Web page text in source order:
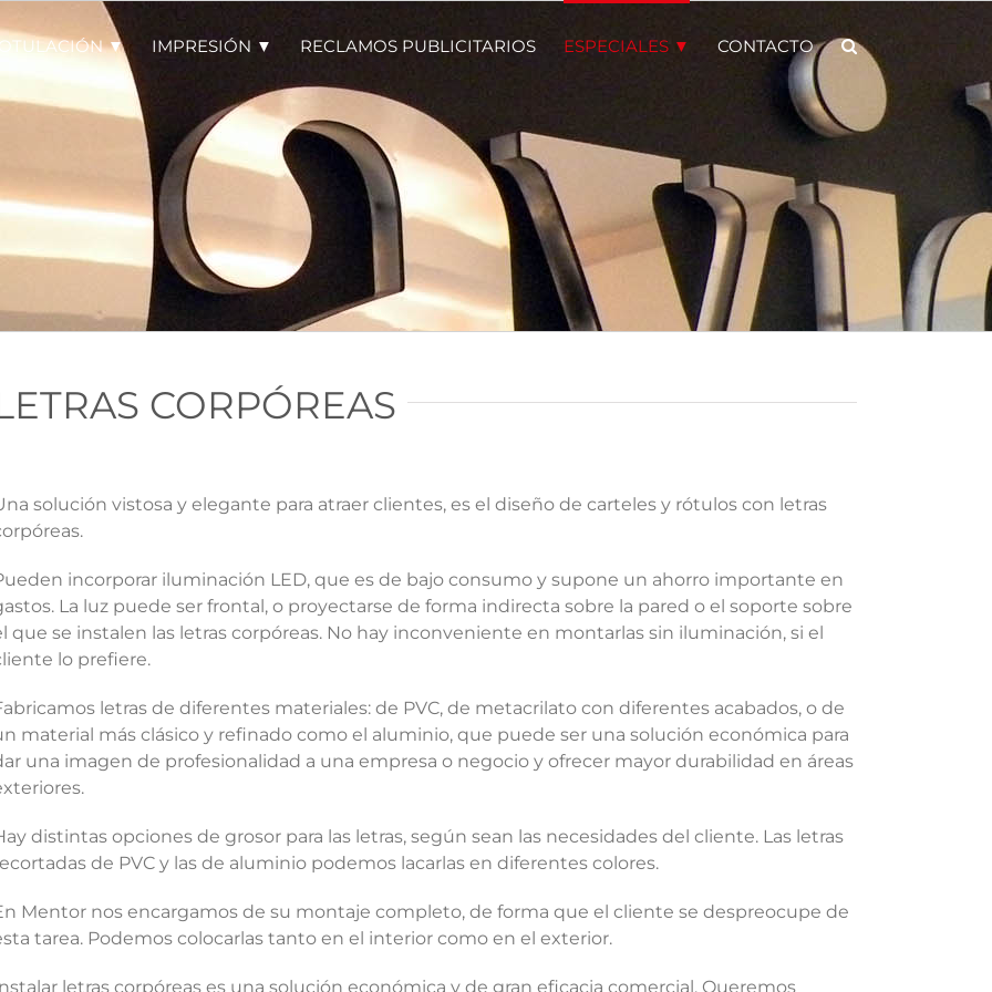
▼ IMPRESIÓN ▼ RECLAMOS PUBLICITARIOS ESPECIALES ▼ CONTACTO
CORPÓREAS
solución vistosa y elegante para atraer clientes, es el diseño de carteles y rótulos con letras
incorporar iluminación LED, que es de bajo consumo y supone un ahorro importante en
La luz puede ser frontal, o proyectarse de forma indirecta sobre la pared o el soporte sobre
que se instalen las letras corpóreas. No hay inconveniente en montarlas sin iluminación, si el
lo prefiere.
letras de diferentes materiales: de PVC, de metacrilato con diferentes acabados, o de
material más clásico y refinado como el aluminio, que puede ser una solución económica para
una imagen de profesionalidad a una empresa o negocio y ofrecer mayor durabilidad en áreas
distintas opciones de grosor para las letras, según sean las necesidades del cliente. Las letras
de PVC y las de aluminio podemos lacarlas en diferentes colores.
Mentor nos encargamos de su montaje completo, de forma que el cliente se despreocupe de
tarea. Podemos colocarlas tanto en el interior como en el exterior.
letras corpóreas es una solución económica y de gran eficacia comercial. Queremos